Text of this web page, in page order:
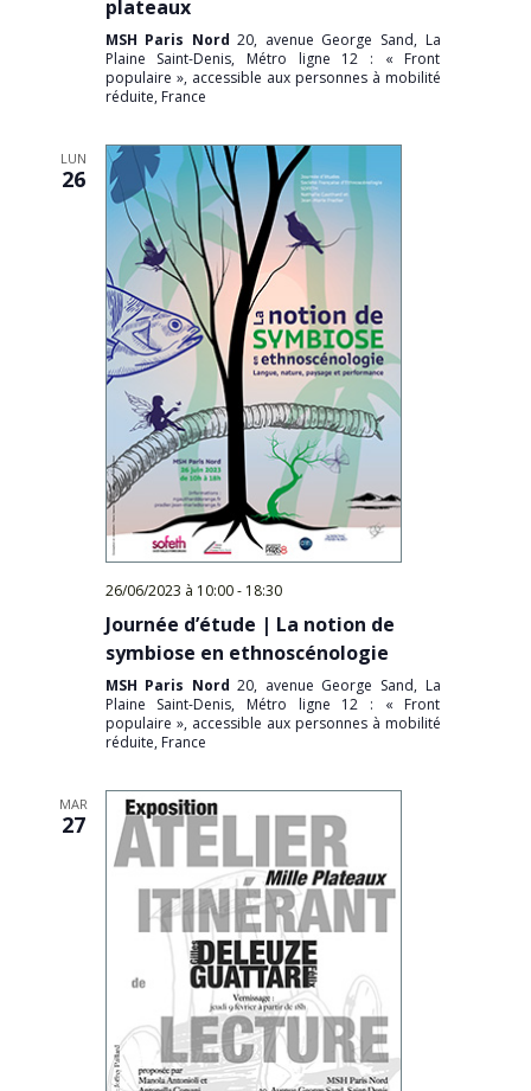
plateaux
MSH Paris Nord20, avenue George Sand, La
Plaine Saint-Denis, Métro ligne 12 : « Front
populaire », accessible aux personnes à mobilité
réduite, France
LUN
26
26/06/2023 à 10:00- 18:30
Journée d’étude | La notion de
symbiose en ethnoscénologie
MSH Paris Nord20, avenue George Sand, La
Plaine Saint-Denis, Métro ligne 12 : « Front
populaire », accessible aux personnes à mobilité
réduite, France
MAR
27